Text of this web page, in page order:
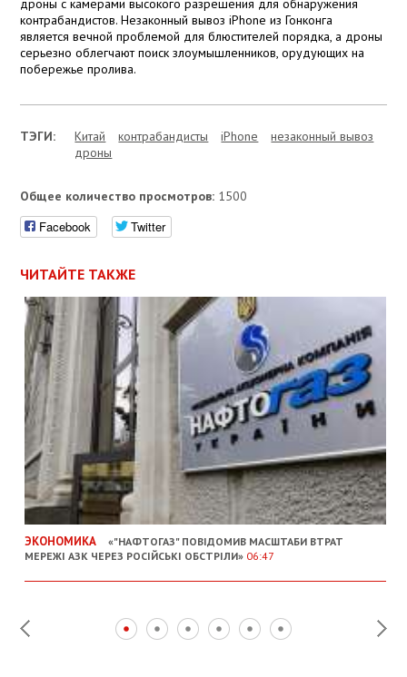
дроны с камерами высокого разрешения для обнаружения
контрабандистов. Незаконный вывоз iPhone из Гонконга
является вечной проблемой для блюстителей порядка, а дроны
серьезно облегчают поиск злоумышленников, орудующих на
побережье пролива.
ТЭГИ: Китай контрабандисты iPhone
незаконный вывоз
дроны
Общее количество просмотров: 1500
Facebook Twitter
ЧИТАЙТЕ ТАКЖЕ
ЭКОНОМИКА
«"НАФТОГАЗ" ПОВІДОМИВ МАСШТАБИ ВТРАТ
МЕРЕЖІ АЗК ЧЕРЕЗ РОСІЙСЬКІ ОБСТРІЛИ» 06:47